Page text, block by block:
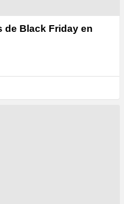
de Black Friday en